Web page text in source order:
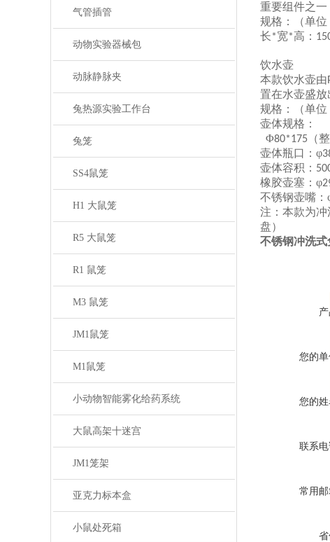
气管插管
动物实验器械包
动脉静脉夹
兔热源实验工作台
兔笼
SS4鼠笼
H1 大鼠笼
R5 大鼠笼
R1 鼠笼
M3 鼠笼
JM1鼠笼
M1鼠笼
小动物智能雾化给药系统
大鼠高架十迷宫
JM1笼架
亚克力标本盒
小鼠处死箱
重要组件之一
规格：（单位
长*宽*高：
饮水壶
本款饮水壶由
置在水壶盛
规格：（单位
壶体规格：
Φ80*175 （
壶体瓶口： φ
壶体容积：
橡胶壶塞： φ
不锈钢壶嘴：
注：本款为
盘）
不锈钢冲洗式
您的单
您的姓
联系电
常用邮
省